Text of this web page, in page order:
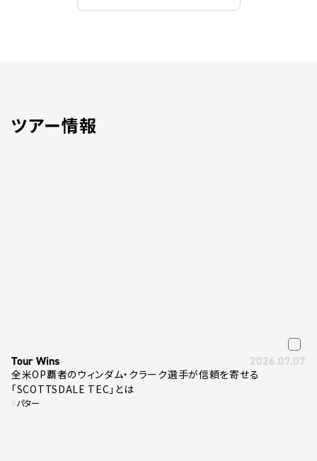
ツアー情報
Tour Wins 2026.07.07
全米OP覇者のウィンダム・クラーク選手が信頼を寄せる
「SCOTTSDALE TEC」とは
#パター